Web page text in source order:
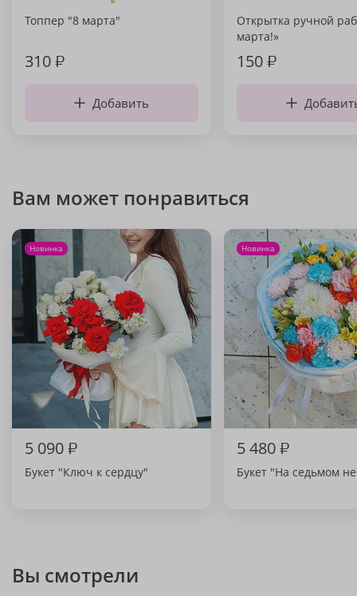
Топпер "8 марта"
310₽
Добавить
Открытка ручной
марта!»
150₽
Вам может понравиться
Новинка
5 090₽
Букет "Ключ к сердцу"
Новинка
5 480₽
Букет "На седьмом
Вы смотрели